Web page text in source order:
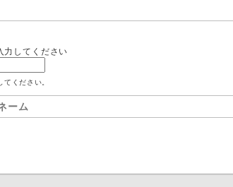
力してください
ください。